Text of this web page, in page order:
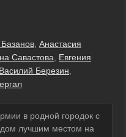
Анастасия
Савастова
Евгения
Василий Березин
в родной городок с
лучшим местом на